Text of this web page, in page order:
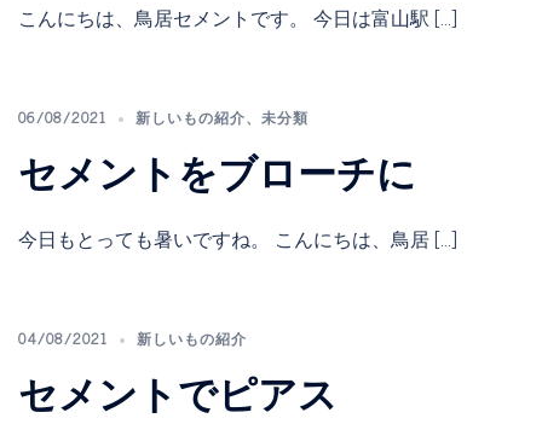
こんにちは、鳥居セメントです。 今日は富山駅 […]
06/08/2021 新しいもの紹介、 未分類
セメントをブローチに
今日もとっても暑いですね。 こんにちは、鳥居 […]
04/08/2021 新しいもの紹介
セメントでピアス